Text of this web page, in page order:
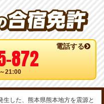
電話する
872
21:00
生した、熊本県熊本地方を震源と